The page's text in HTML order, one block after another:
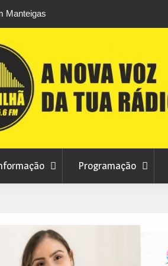
Manteigas
consumo
agosto com estreia
Programação